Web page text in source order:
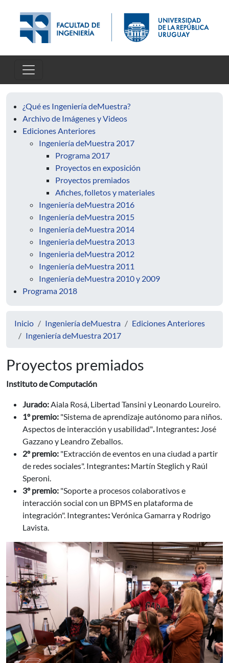
¿Qué es Ingeniería deMuestra?
Archivo de Imágenes y Videos
Ediciones Anteriores
Ingeniería deMuestra 2017
Programa 2017
Proyectos en exposición
Proyectos premiados
Afiches, folletos y materiales
Ingeniería deMuestra 2016
Ingeniería deMuestra 2015
Ingeniería deMuestra 2014
Ingenieria deMuestra 2013
Ingenieria deMuestra 2012
Ingeniería deMuestra 2011
Ingeniería deMuestra 2010 y 2009
Programa 2018
Inicio Ingeniería deMuestra
Ediciones Anteriores
Ingeniería deMuestra 2017
Proyectos premiados
Instituto de Computación
Jurado:Aiala Rosá, Libertad Tansini y Leonardo Loureiro.
1º premio: "Sistema de aprendizaje autónomo para niños.
Aspectos de interacción y usabilidad".Integrantes: José
Gazzano y Leandro Zeballos.
2º premio: "Extracción de eventos en una ciudad a partir
de redes sociales". Integrantes: Martín Steglich y Raúl
Speroni.
3º premio: "Soporte a procesos colaborativos e
interacción social con un BPMS en plataforma de
integración". Integrantes:Verónica Gamarra y Rodrigo
Lavista.